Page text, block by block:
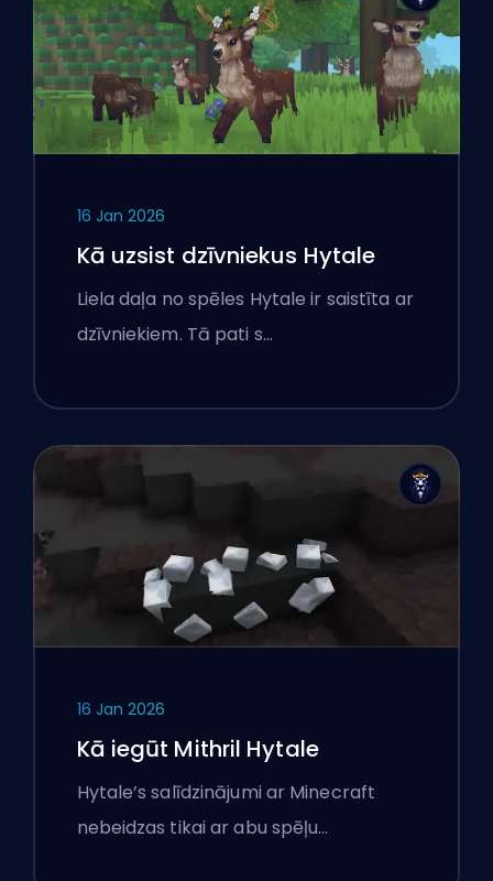
16 Jan 2026
Kā uzsist dzīvniekus Hytale
Liela daļa no spēles Hytale ir saistīta ar
dzīvniekiem. Tā pati s…
16 Jan 2026
Kā iegūt Mithril Hytale
Hytale’s salīdzinājumi ar Minecraft
nebeidzas tikai ar abu spēļu…